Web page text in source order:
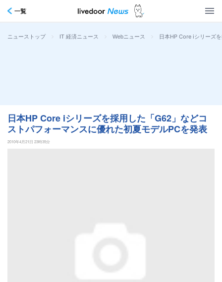
一覧
ニューストップ > IT 経済ニュース > Webニュース > 日本HP Core iシリーズ
日本HP Core iシリーズを採用した「G62」などコ
ストパフォーマンスに優れた初夏モデルPCを発表
2010年4月21日 23時35分